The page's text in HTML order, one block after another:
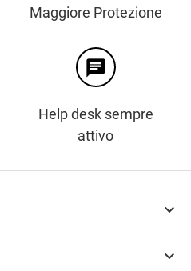
Maggiore Protezione
chat
Help desk sempre
attivo

